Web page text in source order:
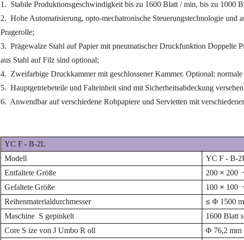
1. Stabile Produktionsgeschwindigkeit bis zu 1600 Blatt / min, bis zu 1000
2. Hohe Automatisierung, opto-mechatronische Steuerungstechnologie
Pragerolle;
3. Prägewalze Stahl auf Papier mit pneumatischer Druckfunktion Doppelte
aus Stahl auf Filz sind optional;
4. Zweifarbige Druckkammer mit geschlossener Kammer. Optional:
5. Hauptgetriebeteile und Falteinheit sind mit Sicherheitsabdeckung
6. Anwendbar auf verschiedene Rohpapiere und Servietten mit
YC F - B-2L
Modell
YC F - B-
Entfaltete Größe
200 × 200
Gefaltete Größe
100 × 100
Reihenmaterialdurchmesser
≤ Φ 1500
Maschine S gepinkelt 1600 Blatt s
Core S ize von J Umbo R oll Φ 76,2 mm